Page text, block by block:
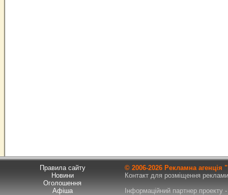
Правила сайту
Новини
Оголошення
Афіша
© 2006-2026 Рекламна
Контакт для розміщення
Інформаційний партнер проекту